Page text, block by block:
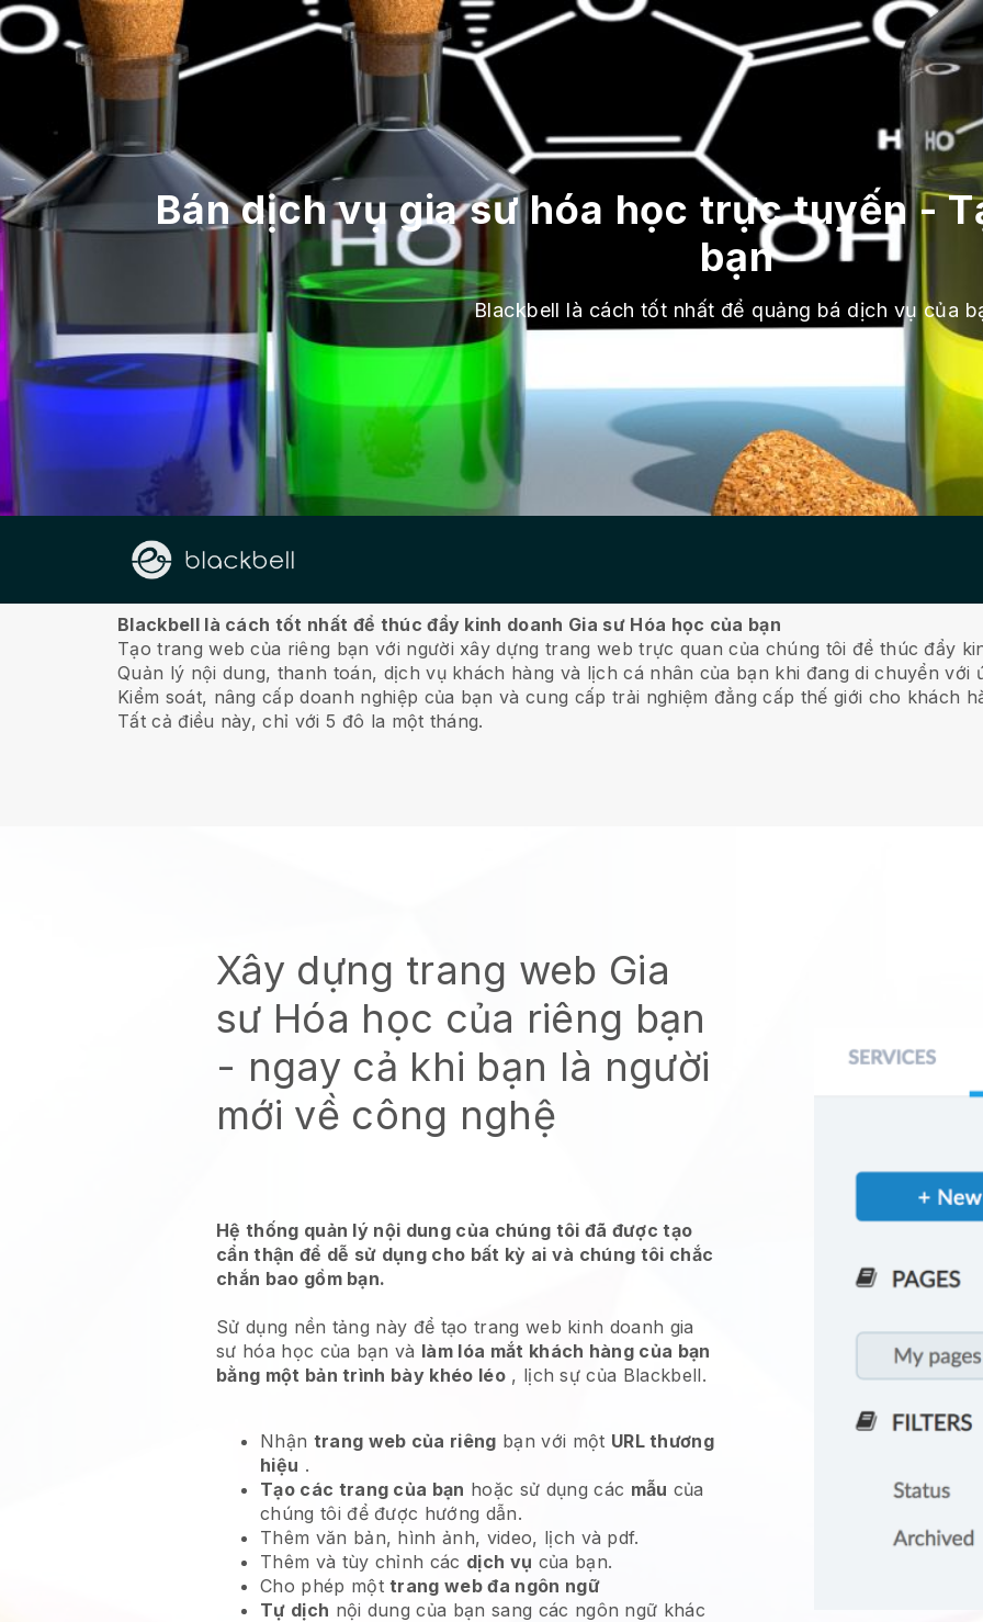
Bán dịch vụ gia sư hóa học trực tuyến -
bạn
Blackbell là cách tốt nhất để quảng bá dịch vụ của
Về chúng tôi
Blackbell là cách tốt nhất để thúc đẩy kinh doanh Gia sư Hóa học của bạn
Tạo trang web của riêng bạn với người xây dựng trang web trực quan của chúng tôi để thúc đẩy
Quản lý nội dung, thanh toán, dịch vụ khách hàng và lịch cá nhân của bạn khi đang di chuyển với
Kiểm soát, nâng cấp doanh nghiệp của bạn và cung cấp trải nghiệm đẳng cấp thế giới cho khách
Tất cả điều này, chỉ với 5 đô la một tháng.
Xây dựng trang web Gia
sư Hóa học của riêng bạn
- ngay cả khi bạn là người
mới về công nghệ
Hệ thống quản lý nội dung của chúng tôi đã được tạo
cẩn thận để dễ sử dụng cho bất kỳ ai và chúng tôi chắc
chắn bao gồm bạn.
Sử dụng nền tảng này để tạo trang web kinh doanh gia
sư hóa học của bạn và làm lóa mắt khách hàng của bạn
bằng một bản trình bày khéo léo, lịch sự của Blackbell.
Nhận trang web của riêng bạn với một URL thương
hiệu .
Tạo các trang của bạn hoặc sử dụng các mẫu của
chúng tôi để được hướng dẫn.
Thêm văn bản, hình ảnh, video, lịch và pdf.
Thêm và tùy chỉnh các dịch vụ của bạn.
Cho phép mộttrang web đa ngôn ngữ
Tự dịch nội dung của bạn sang các ngôn ngữ khác